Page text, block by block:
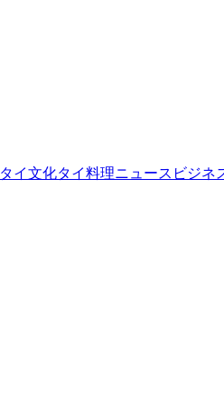
タイ文化タイ料理ニュース ビジネ